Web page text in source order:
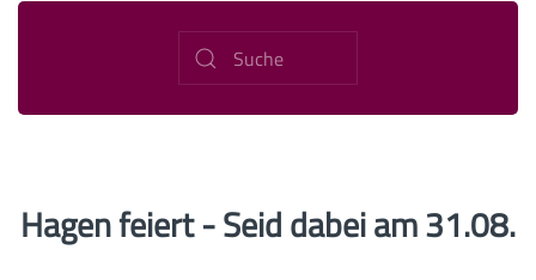
Hagen feiert - Seid dabei am 31.08.